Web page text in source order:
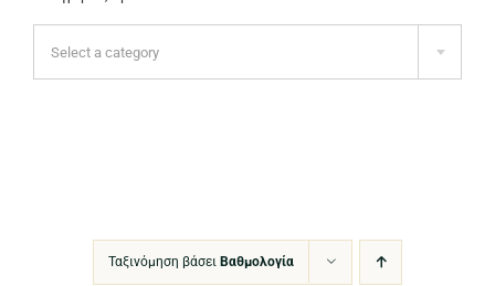
Ταξινόμηση βάσει Βαθμολογία

Select a category